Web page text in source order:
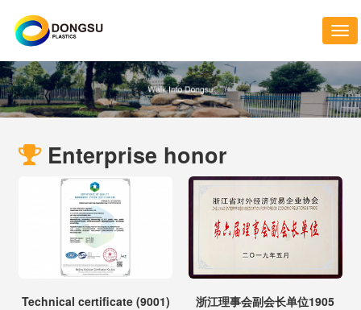
Nav
Enterprise honor
Technical certificate (9001) 浙江理事会副会长单位1905